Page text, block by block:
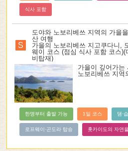
식사 포함
S
도야와 노보리베쓰 지역의 가을
산 여행
가을의 노보리베쓰 지고쿠다니,
웨이 코스 (점심 식사 포함 코스)(
비탑재)
가을이 깊어가는
노보리베쓰 지역
한명부터 출발 가능 1일 코스 댐·
로프웨이·곤도라 탑승 홋카이도의 자연